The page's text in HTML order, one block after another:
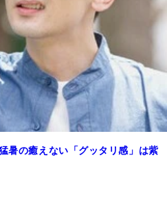
の癒えない「グッタリ感」は紫